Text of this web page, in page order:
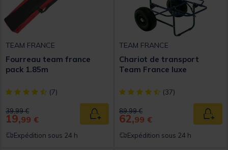
TEAM FRANCE
Fourreau team france
pack 1.85m
[object Object] out of 5 Customer Rating
(7)
Price reduced from
39,99 €to
19,99 € Ajouter au panier
Expédition sous 24 h
TEAM FRANCE
Chariot de transport
Team France luxe
[object Object] out of 5
(37)
Price reduced from
89,99 €to
62,99 €
Expédition sous 24 h